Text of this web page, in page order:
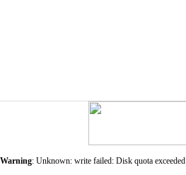
Warning: Unknown: write failed: Disk quota